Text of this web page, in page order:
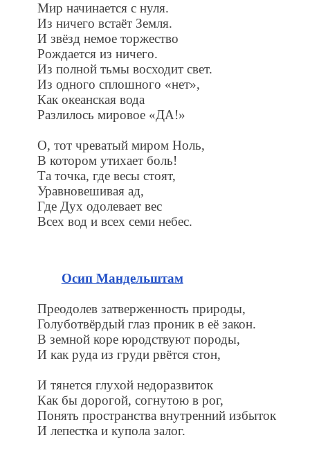
Мир начинается с нуля.
Из ничего встаёт Земля.
И звёзд немое торжество
Рождается из ничего.
Из полной тьмы восходит свет.
Из одного сплошного «нет»,
Как океанская вода
Разлилось мировое «ДА!»
О, тот чреватый миром Ноль,
В котором утихает боль!
Та точка, где весы стоят,
Уравновешивая ад,
Где Дух одолевает вес
Всех вод и всех семи небес.
Осип Мандельштам
Преодолев затверженность природы,
Голуботвёрдый глаз проник в её закон.
В земной коре юродствуют породы,
И как руда из груди рвётся стон,
И тянется глухой недоразвиток
Как бы дорогой, согнутою в рог,
Понять пространства внутренний избыток
И лепестка и купола залог.